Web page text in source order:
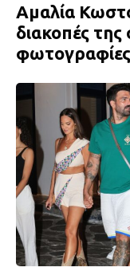
Αμαλία
διακοπές